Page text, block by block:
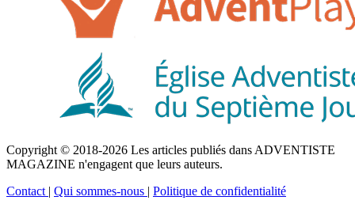
Copyright © 2018-2026 Les articles publiés dans ADVENTISTE
MAGAZINE n'engagent que leurs auteurs.
Contact | Qui sommes-nous | Politique de confidentialité